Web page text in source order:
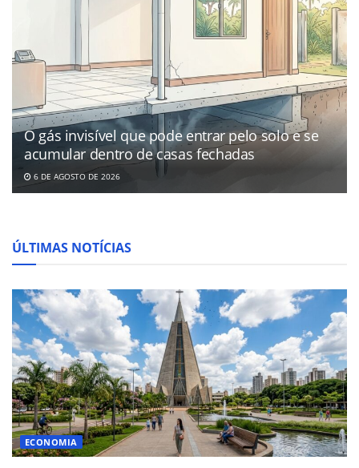
O gás invisível que pode entrar pelo solo e se
acumular dentro de casas fechadas
6 DE AGOSTO DE 2026
ÚLTIMAS NOTÍCIAS
ECONOMIA